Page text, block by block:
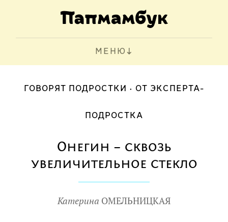
МЕНЮ
ГОВОРЯТ ПОДРОСТКИ ОТ ЭКСПЕРТА-
ПОДРОСТКА
Онегин – сквозь
увеличительное стекло
Катерина ОМЕЛЬНИЦКАЯ